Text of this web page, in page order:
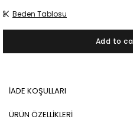
Beden Tablosu
İADE KOŞULLARI
ÜRÜN ÖZELLİKLERİ